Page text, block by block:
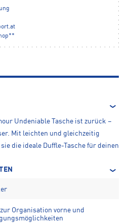
Undeniable Tasche ist zurück –
Mit leichten und gleichzeitig
die ideale Duffle-Tasche für deinen
Organisation vorne und